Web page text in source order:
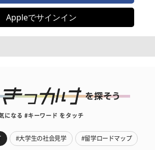
Appleでサインイン
になる #キーワード をタッチ
#大学生の社会見学 #留学ロードマップ